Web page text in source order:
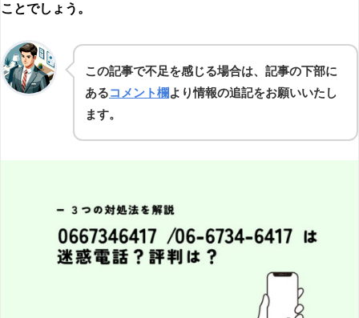
ことでしょう。
この記事で不足を感じる場合は、記事の下部に
あるコメント欄より情報の追記をお願いいたし
ます。